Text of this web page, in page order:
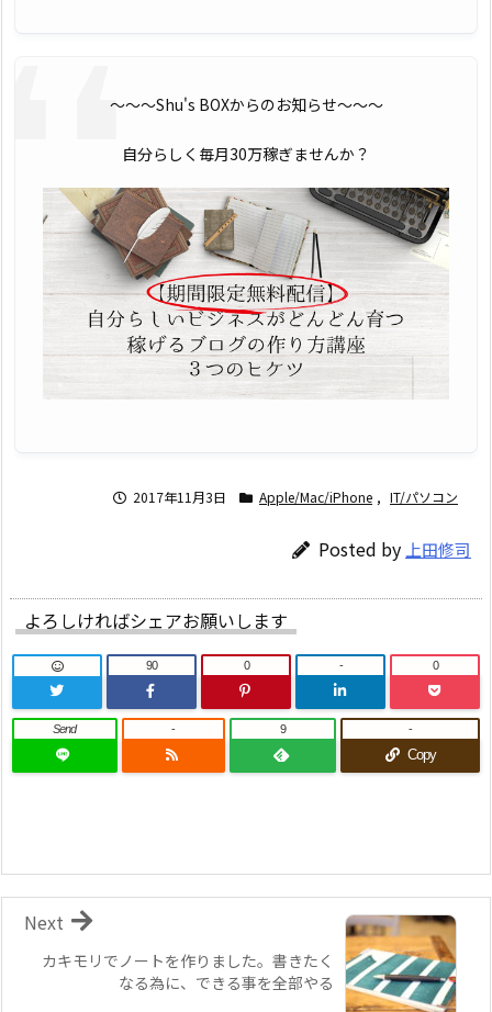
〜〜〜Shu's BOXからのお知らせ〜〜〜
自分らしく毎月30万稼ぎませんか？
2017年11月3日 Apple/Mac/iPhone , IT/パソコン
Posted by 上田修司
よろしければシェアお願いします
90 0 - 0
Send - 9
Copy
-
カキモリでノートを作りました。書きたく
なる為に、できる事を全部やる
Next